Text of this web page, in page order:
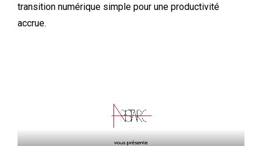
transition numérique simple pour une productivité
accrue.